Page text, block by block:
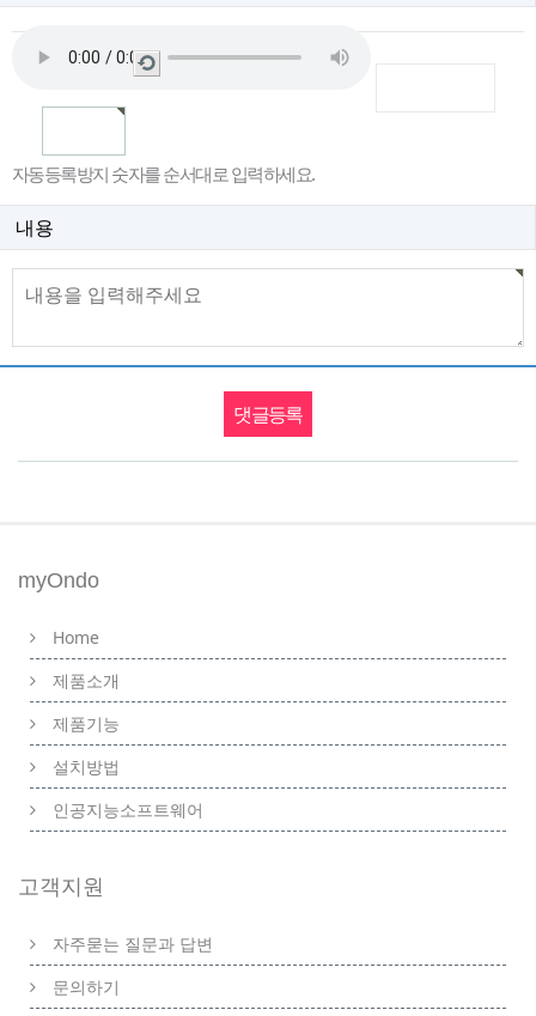
새
자동등록방지 숫자를 순서대로 입력하세요.
내용
myOndo
Home
제품소개
제품기능
설치방법
인공지능소프트웨어
고객지원
자주묻는 질문과 답변
문의하기